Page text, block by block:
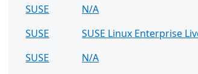
SUSE N/A
SUSE
SUSE Linux Enterprise
SUSE
N/A